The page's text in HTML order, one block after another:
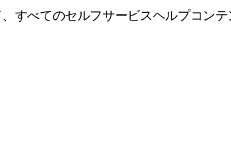
すべてのセルフサービスヘルプコン